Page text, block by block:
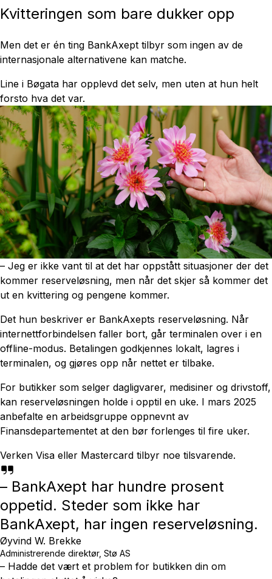
Kvitteringen som bare dukker opp
Men det er én ting BankAxept tilbyr som ingen av de
internasjonale alternativene kan matche.
Line i Bøgata har opplevd det selv, men uten at hun helt
forsto hva det var.
– Jeg er ikke vant til at det har oppstått situasjoner der det
kommer reserveløsning, men når det skjer så kommer det
ut en kvittering og pengene kommer.
Det hun beskriver er BankAxepts reserveløsning. Når
internettforbindelsen faller bort, går terminalen over i en
offline-modus. Betalingen godkjennes lokalt, lagres i
terminalen, og gjøres opp når nettet er tilbake.
For butikker som selger dagligvarer, medisiner og drivstoff,
kan reserveløsningen holde i opptil en uke. I mars 2025
anbefalte en arbeidsgruppe oppnevnt av
Finansdepartementet at den bør forlenges til fire uker.
Verken Visa eller Mastercard tilbyr noe tilsvarende.
– BankAxept har hundre prosent
oppetid. Steder som ikke har
BankAxept, har ingen reserveløsning.
Øyvind W. Brekke
Administrerende direktør, Stø AS
– Hadde det vært et problem for butikken din om